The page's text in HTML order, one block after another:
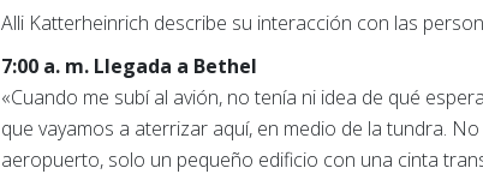
Alli Katterheinrich describe su interacción con las
7:00 a. m. Llegada a Bethel
«Cuando me subí al avión, no tenía ni idea de qué
que vayamos a aterrizar aquí, en medio de la tundra.
aeropuerto, solo un pequeño edificio con una cinta